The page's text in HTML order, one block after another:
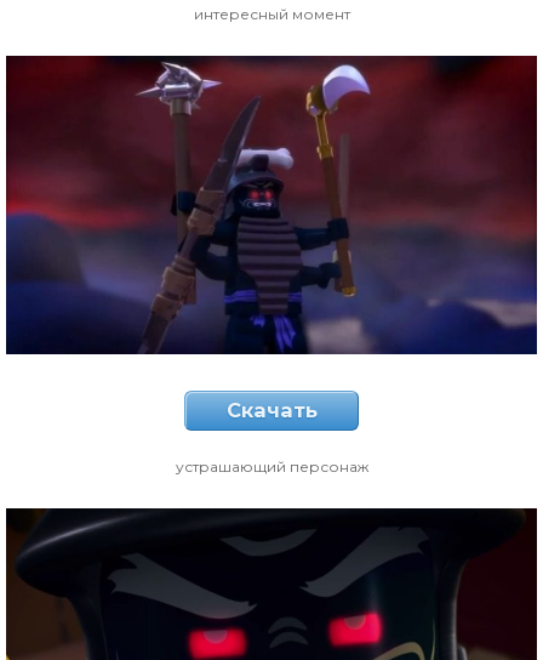
интересный момент
Скачать
устрашающий персонаж